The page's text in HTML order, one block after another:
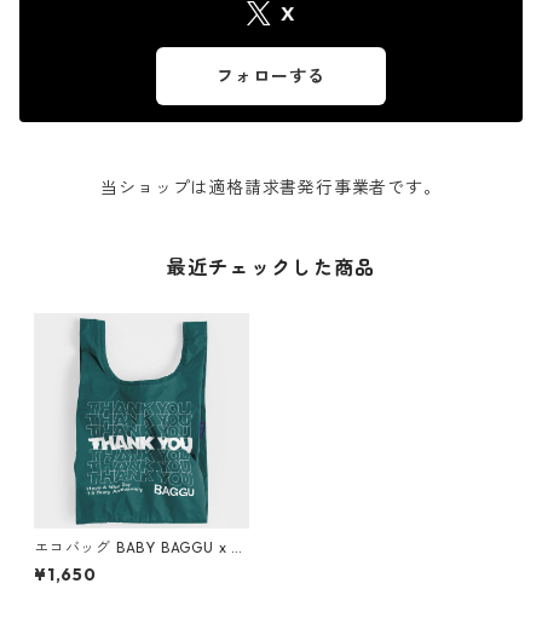
X
フォローする
当ショップは適格請求書発行事業者です。
最近チェックした商品
エコバッグ BABY BAGGU x T
HANK YOU ベビーバグゥ バグ
ー 日本限定 15周年記念モデル
¥1,650